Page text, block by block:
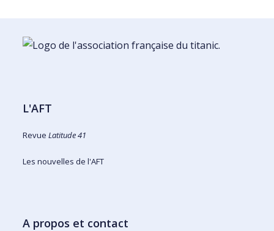
L'AFT
RevueLatitude 41
Les nouvelles de l'AFT
A propos et contact